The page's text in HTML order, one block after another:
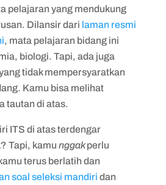
pelajaran yang mendukung
Dilansir dari laman resmi
, mata pelajaran bidang ini
biologi. Tapi, ada juga
tidak mempersyaratkan
Kamu bisa melihat
tautan di atas.
ITS di atas terdengar
Tapi, kamu nggakperlu
terus berlatih dan
soal seleksi mandiri dan